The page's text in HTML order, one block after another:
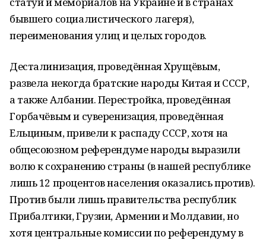
бывшего социалистического лагеря),
переименования улиц и целых городов.
Десталинизация, проведённая Хрущёвым,
развела некогда братские народы Китая и СССР,
а также Албании. Перестройка, проведённая
Горбачёвым и суверенизация, проведённая
Ельциным, привели к распаду СССР, хотя на
общесоюзном референдуме народы выразили
волю к сохранению страны (в нашей республике
лишь 12 процентов населения оказались против).
Против были лишь правительства республик
Прибалтики, Грузии, Армении и Молдавии, но
хотя центральные комиссии по референдуму в